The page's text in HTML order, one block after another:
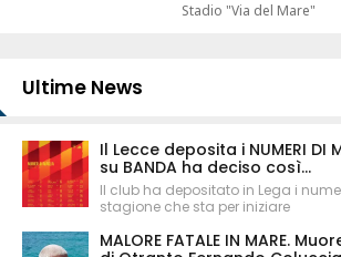
Stadio "Via del Mare"
Ultime News
Il Lecce deposita i NUMERI DI
su BANDA ha deciso così...
Il club ha depositato in Lega i
stagione che sta per iniziare
MALORE FATALE IN MARE.